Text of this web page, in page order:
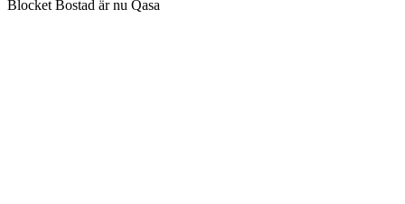
Blocket Bostad är nu Qasa